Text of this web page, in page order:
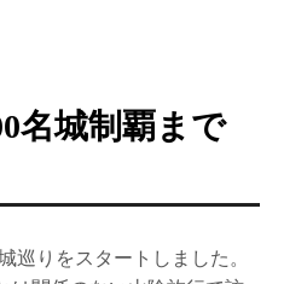
名城制覇まで
巡りをスタートしました。